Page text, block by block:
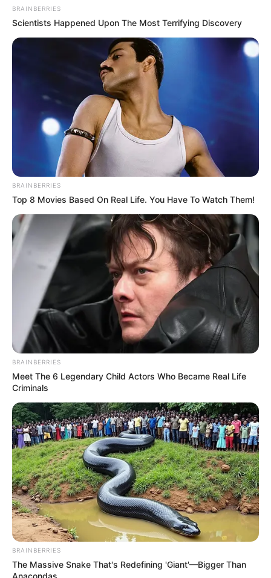
/ ก.ค.นี้ ราศีใดมีเกณฑ์เป็น คนดวงดี เศรษฐีใหม่อยู่
28 มิ.ย. 2025
ก.ค.นี้ ราศีใดมีเกณฑ์เป็น คนดวงดี
เศรษฐีใหม่อยู่ในกระจกแล้วจ้า
ชะตาชีวิตทั้ง 12 เดือนปี 68 จะอยู่ในมือคุณ อ่านคำ
ทำนายดวงปี 68 โดย แม่กวาง ไพ่ตองส่องใจ ได้แล้ววันนี้
ที่แอป MTHAI ที่เดียว
ภาพกราฟฟิกโดยCHAMANUT
BRAINBERRIES
Scientists Happened Upon The Most Terrifying Discovery
BRAINBERRIES
Top 8 Movies Based On Real Life. You Have To Watch Them!
BRAINBERRIES
Meet The 6 Legendary Child Actors Who Became Real Life
Criminals
BRAINBERRIES
The Massive Snake That's Redefining 'Giant'—Bigger Than
Anacondas